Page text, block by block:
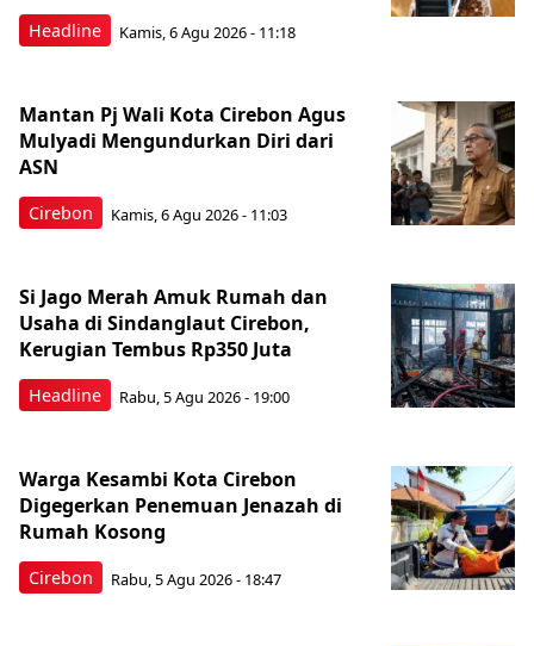
Headline Kamis, 6 Agu 2026 - 11:18
Cirebon
Mantan Pj Wali Kota Cirebon Agus
Mulyadi Mengundurkan Diri dari
ASN
Kamis, 6 Agu 2026 - 11:03
Headline
Si Jago Merah Amuk Rumah dan
Usaha di Sindanglaut Cirebon,
Kerugian Tembus Rp350 Juta
Rabu, 5 Agu 2026 - 19:00
Cirebon
Warga Kesambi Kota Cirebon
Digegerkan Penemuan Jenazah di
Rumah Kosong
Rabu, 5 Agu 2026 - 18:47